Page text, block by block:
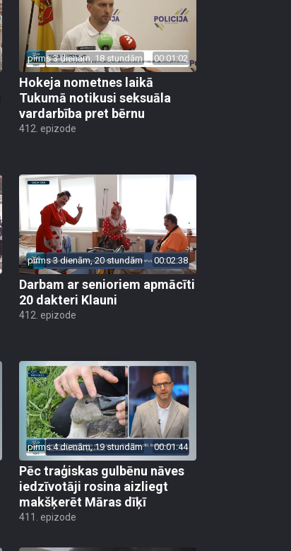
pirms 3 dienām, 18 stundām 00:01:02
Hokeja nometnes laikā
Tukumā notikusi seksuāla
vardarbība pret bērnu
412. epizode
pirms 3 dienām, 20 stundām 00:02:38
Darbam ar senioriem apmācīti
20 dakteri Klauni
412. epizode
pirms 4 dienām, 19 stundām 00:01:44
Pēc traģiskas gulbēnu nāves
iedzīvotāji rosina aizliegt
makšķerēt Māras dīķī
411. epizode